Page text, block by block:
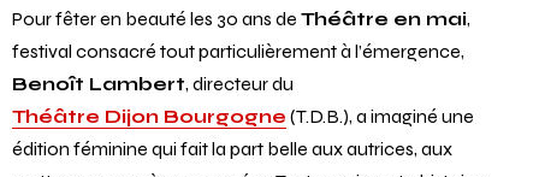
Pour fêter en beauté les 30 ans de Théâtre en mai,
festival consacré tout particulièrement à l’émergence,
Benoît Lambert, directeur du
Théâtre Dijon Bourgogne (T.D.B.), a imaginé une
édition féminine qui fait la part belle aux autrices, aux